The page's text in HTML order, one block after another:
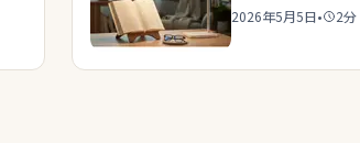
2026年5月5日• 2分